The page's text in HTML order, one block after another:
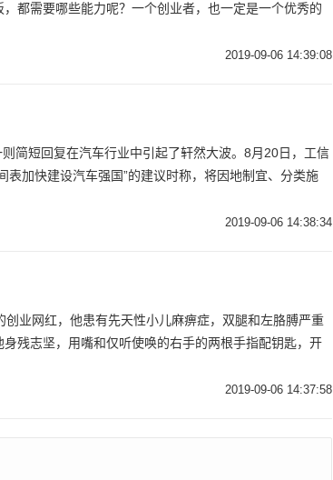
都需要哪些能力呢？一个创业者，也一定是一个优秀的
2019-09-06 14:39:08
简短回复在汽车行业中引起了轩然大波。8月20日，工信
表加快建设汽车强国”的建议时称，将因地制宜、分类施
2019-09-06 14:38:34
业网红，他患有先天性小儿麻痹症，双腿和左胳膊严重
残志坚，用嘴和仅听使唤的右手的两根手指配钥匙，开
2019-09-06 14:37:58